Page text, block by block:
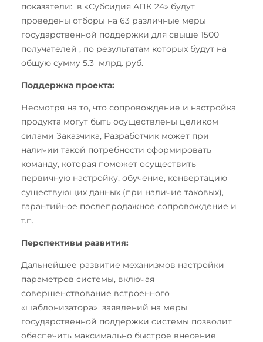
показатели: в «Субсидия АПК 24» будут
проведены отборы на 63 различные меры
государственной поддержки для свыше 1500
получателей , по результатам которых будут на
общую сумму 5.3 млрд. руб.
Поддержка проекта:
Несмотря на то, что сопровождение и настройка
продукта могут быть осуществлены целиком
силами Заказчика, Разработчик может при
наличии такой потребности сформировать
команду, которая поможет осуществить
первичную настройку, обучение, конвертацию
существующих данных (при наличие таковых),
гарантийное послепродажное сопровождение и
т.п.
Перспективы развития:
Дальнейшее развитие механизмов настройки
параметров системы, включая
совершенствование встроенного
«шаблонизатора» заявлений на меры
государственной поддержки системы позволит
обеспечить максимально быстрое внесение